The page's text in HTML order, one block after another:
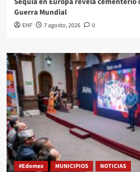
Guerra Mundial
EHF 7 agosto, 2026 0
#Edomex MUNICIPIOS NOTICIAS